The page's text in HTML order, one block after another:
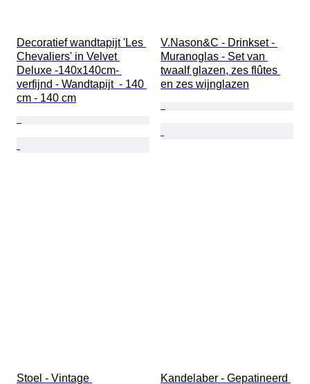
Decoratief wandtapijt 'Les
Chevaliers' in Velvet
Deluxe -140x140cm-
verfijnd - Wandtapijt  - 140
cm - 140 cm
V.Nason&C - Drinkset -
Muranoglas - Set van
twaalf glazen, zes flûtes
en zes wijnglazen
Stoel - Vintage
Kandelaber - Gepatineerd